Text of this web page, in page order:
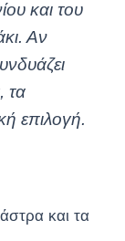
και του
Αν
τα
επιλογή.
και τα